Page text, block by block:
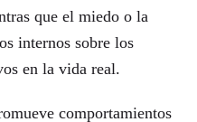
que el miedo o la
internos sobre los
en la vida real.
comportamientos